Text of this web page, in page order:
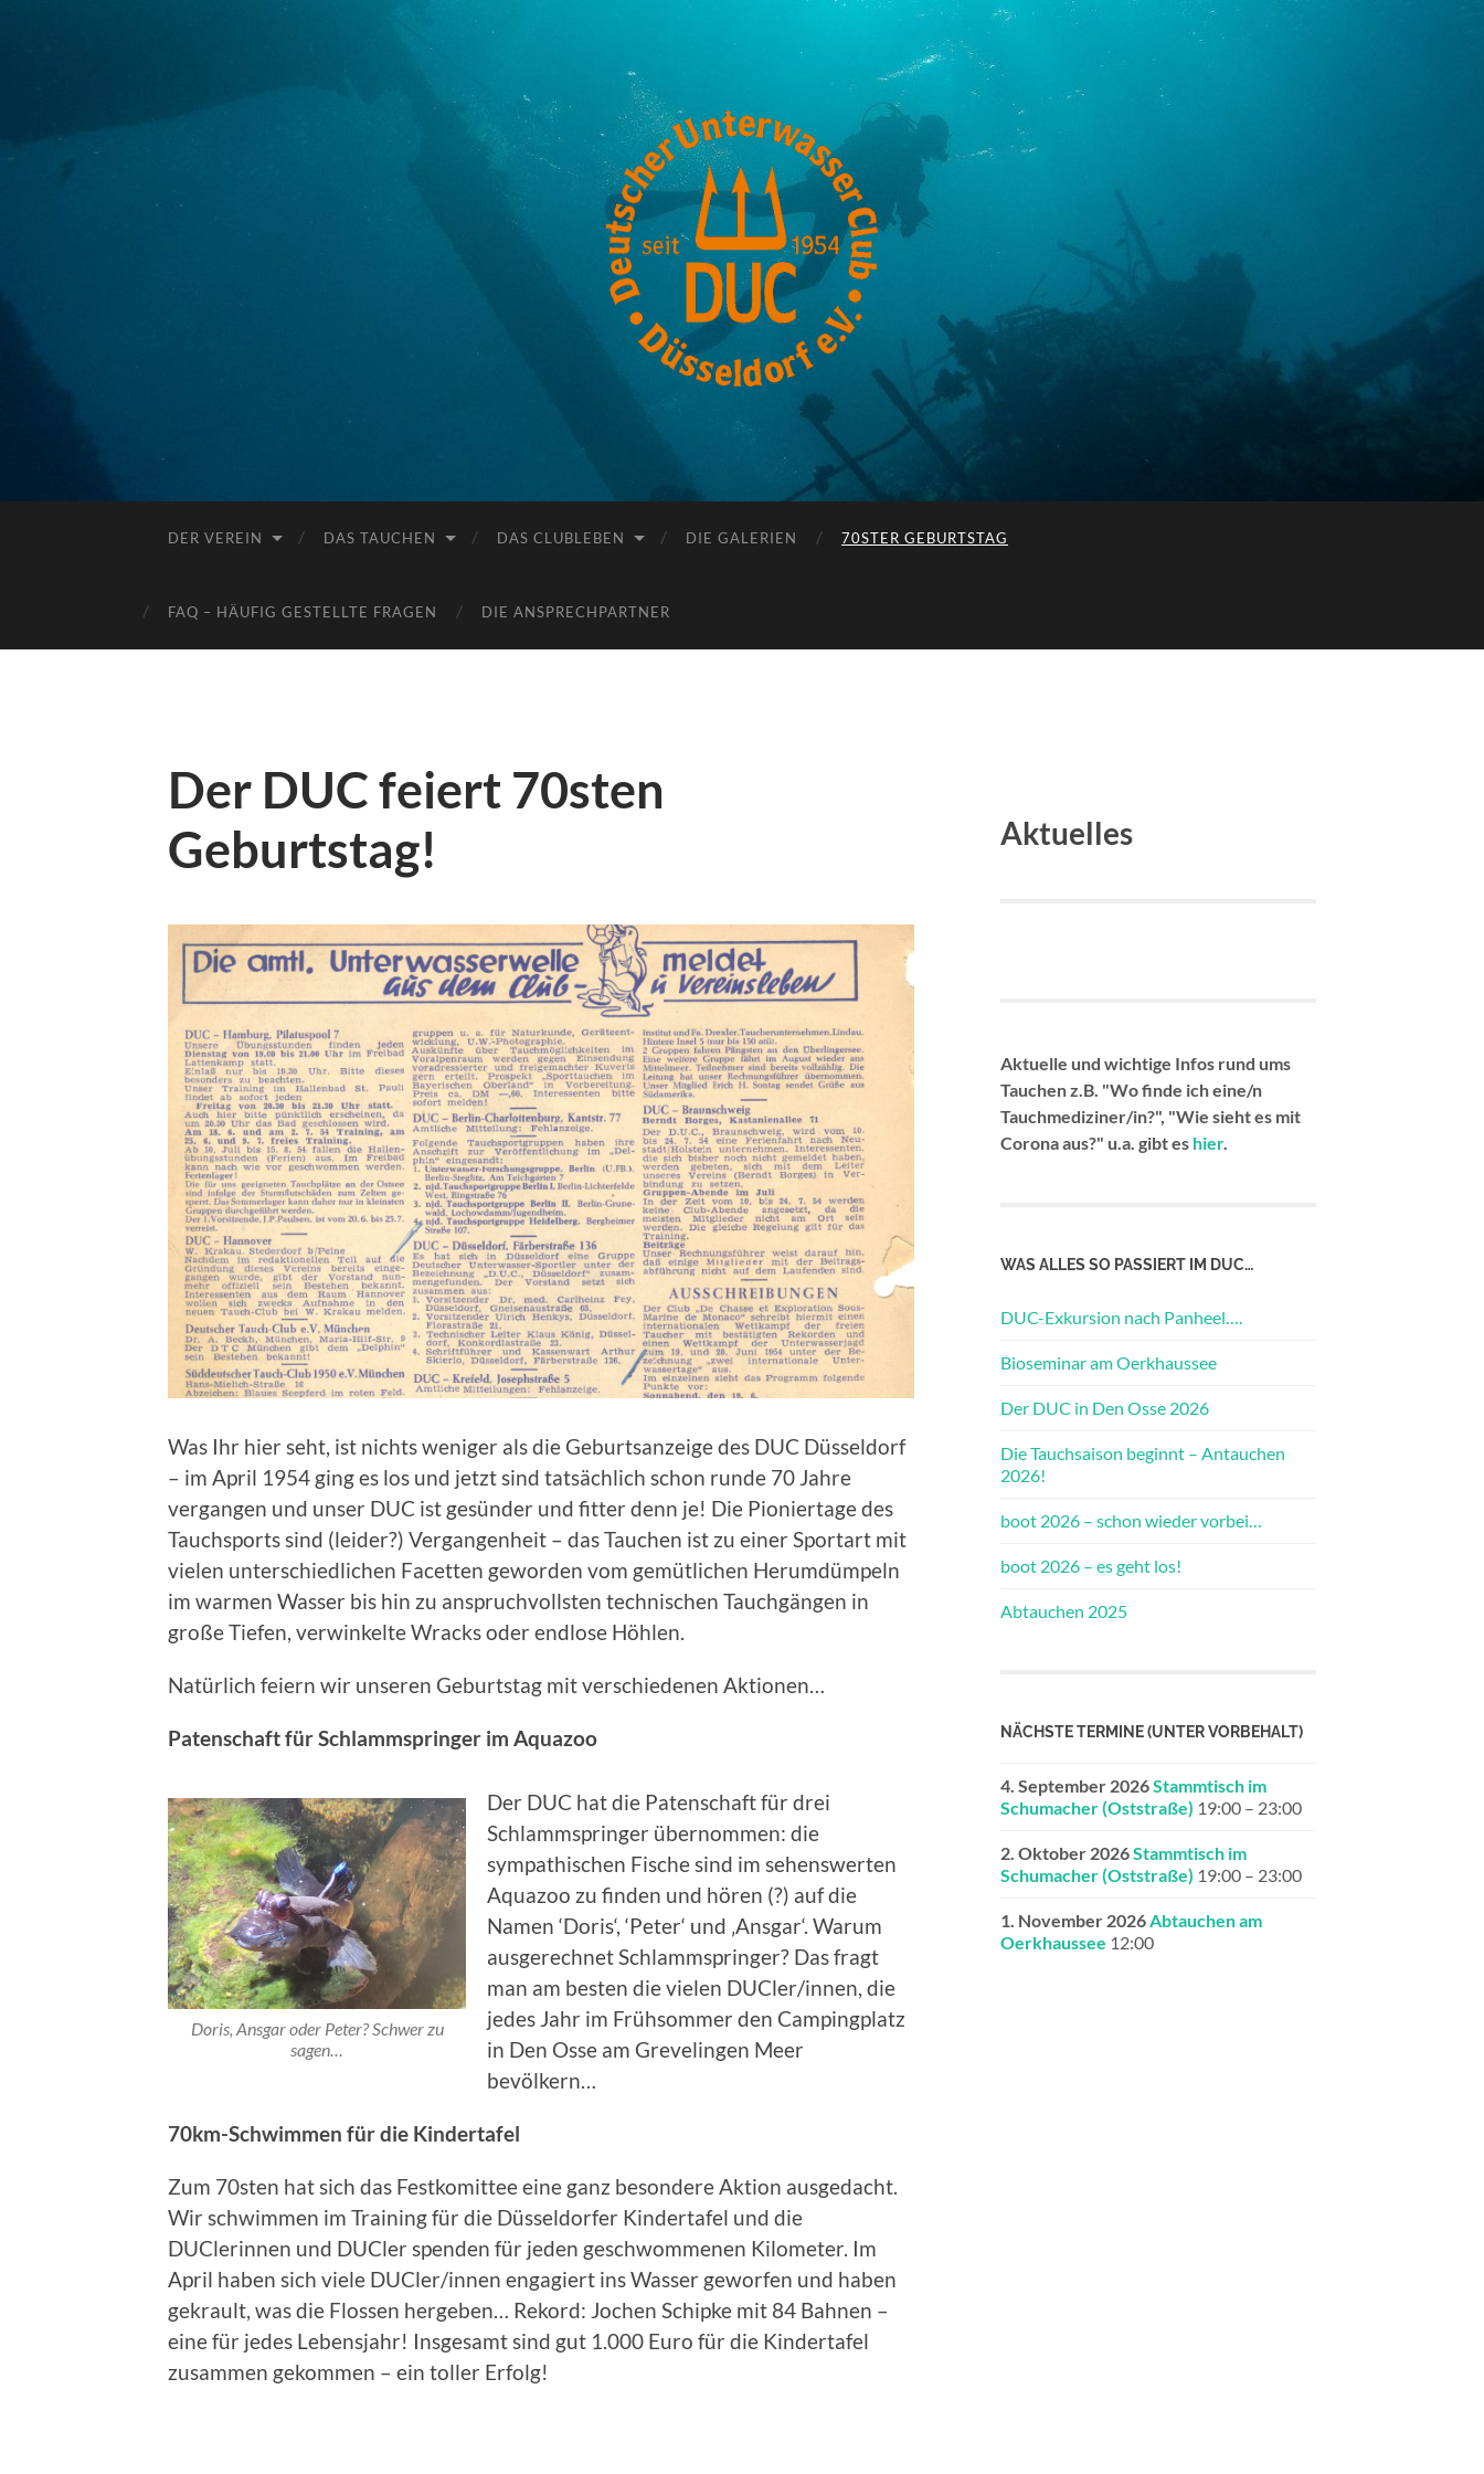
Düsseldorf
DER VEREIN DAS TAUCHEN DAS CLUBLEBEN DIE GALERIEN 70STER GEBURTSTAG
FAQ – HÄUFIG GESTELLTE FRAGEN DIE ANSPRECHPARTNER
Der DUC feiert 70sten
Geburtstag!
Was Ihr hier seht, ist nichts weniger als die Geburtsanzeige des DUC Düsseldorf
– im April 1954 ging es los und jetzt sind tatsächlich schon runde 70 Jahre
vergangen und unser DUC ist gesünder und fitter denn je! Die Pioniertage des
Tauchsports sind (leider?) Vergangenheit – das Tauchen ist zu einer Sportart mit
vielen unterschiedlichen Facetten geworden vom gemütlichen Herumdümpeln
im warmen Wasser bis hin zu anspruchvollsten technischen Tauchgängen in
große Tiefen, verwinkelte Wracks oder endlose Höhlen.
Natürlich feiern wir unseren Geburtstag mit verschiedenen Aktionen…
Patenschaft für Schlammspringer im Aquazoo
Doris, Ansgar oder Peter? Schwer zu
sagen…
Der DUC hat die Patenschaft für drei
Schlammspringer übernommen: die
sympathischen Fische sind im sehens­werten
Aquazoo zu finden und hören (?) auf die
Namen ‘Doris‘, ‘Peter‘ und ‚Ansgar‘. Warum
ausgerechnet Schlamm­springer? Das fragt
man am besten die vielen DUCler/innen, die
jedes Jahr im Frühsommer den Camping­platz
in Den Osse am Grevelingen Meer
bevölkern…
70km-Schwimmen für die Kindertafel
Zum 70sten hat sich das Festkomittee eine ganz besondere Aktion ausgedacht.
Wir schwimmen im Training für die Düsseldorfer Kindertafel und die
DUClerinnen und DUCler spenden für jeden geschwommenen Kilometer. Im
April haben sich viele DUCler/innen engagiert ins Wasser geworfen und haben
gekrault, was die Flossen hergeben… Rekord: Jochen Schipke mit 84 Bahnen –
eine für jedes Lebensjahr! Insgesamt sind gut 1.000 Euro für die Kindertafel
zusammen gekommen – ein toller Erfolg!
Aktuelles
Aktuelle und wichtige Infos rund ums
Tauchen z.B. "Wo finde ich eine/n
Tauchmediziner/in?", "Wie sieht es mit
Corona aus?" u.a. gibt es hier.
WAS ALLES SO PASSIERT IM DUC…
DUC-Exkursion nach Panheel….
Bioseminar am Oerkhaussee
Der DUC in Den Osse 2026
Die Tauchsaison beginnt – Antauchen
2026!
boot 2026 – schon wieder vorbei…
boot 2026 – es geht los!
Abtauchen 2025
NÄCHSTE TERMINE (UNTER VORBEHALT)
4. September 2026Stammtisch im
Schumacher (Oststraße) 19:00 – 23:00
2. Oktober 2026Stammtisch im
Schumacher (Oststraße) 19:00 – 23:00
1. November 2026Abtauchen am
Oerkhaussee 12:00